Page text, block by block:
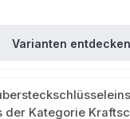
Varianten entdecken